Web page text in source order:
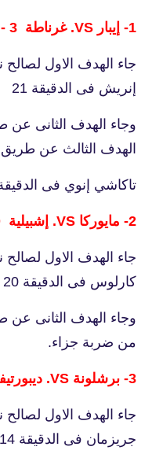
1- إيبار VS. غرناطة 3 - 0
جاء الهدف الاول
إنريش فى الدقيقة 21
الهدف الثالث عن طريق
تاكاشي إنوي فى الدقيقة
2- مايوركا VS. إشبيلية 0 - 2
جاء الهدف الاول
كارلوس فى الدقيقة 20
من ضربة جزاء.
3- برشلونة VS. ديبورتيفو ألافيس 2 - 1
جاء الهدف الاول
جريزمان فى الدقيقة 14